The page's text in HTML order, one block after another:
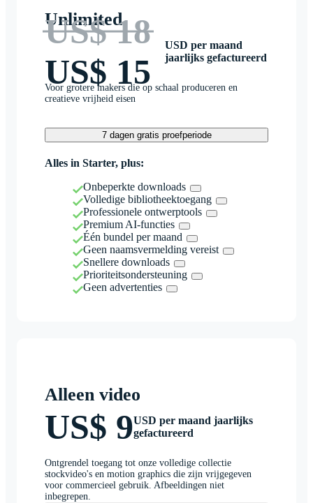
Unlimited
US$ 18
US$ 15
USD per maand
jaarlijks gefactureerd
Voor grotere makers die op schaal produceren en
creatieve vrijheid eisen
7 dagen gratis proefperiode
Alles in Starter, plus:
Onbeperkte downloads
Volledige bibliotheektoegang
Professionele ontwerptools
Premium AI-functies
Één bundel per maand
Geen naamsvermelding vereist
Snellere downloads
Prioriteitsondersteuning
Geen advertenties
Alleen video
US$ 9USD per maand jaarlijks
gefactureerd
Ontgrendel toegang tot onze volledige collectie
stockvideo's en motion graphics die zijn vrijgegeven
voor commercieel gebruik. Afbeeldingen niet
inbegrepen.